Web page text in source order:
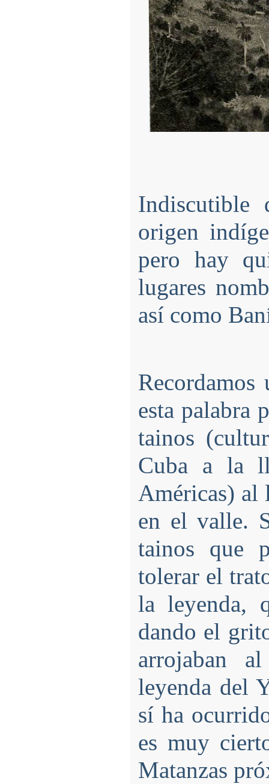
Indiscutible
origen
pero hay
lugares
así como
esta palabra
tainos
Cuba a la
Américas) al
en el valle.
tainos que
tolerar el
la leyenda,
dando el
arrojaban
leyenda del
sí ha
es muy
Matanzas